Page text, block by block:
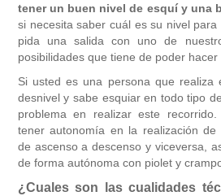
tener un buen nivel de esquí y una
si necesita saber cuál es su nivel
pida una salida con uno de
posibilidades que tiene de poder hacer
Si usted es una persona que realiza
desnivel y sabe esquiar en todo tipo
problema en realizar este
tener autonomía en la realización de
de ascenso a descenso y viceversa,
de forma autónoma con piolet y
¿Cuales son las cualidades